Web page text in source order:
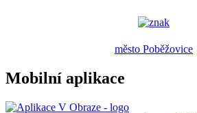
město Poběžovice
Mobilní aplikace